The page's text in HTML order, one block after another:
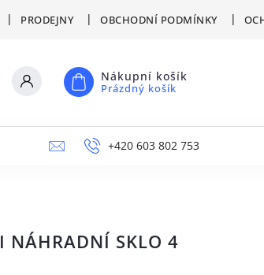
PRODEJNY OBCHODNÍ PODMÍNKY
Nákupní košík
Prázdný košík
VÝPRODEJ NAPIŠTE NÁM
+420 603 802 753
NÁHRADNÍ SKLO 4